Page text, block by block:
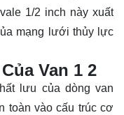
1/2 inch này xuất
mạng lưới thủy lực
Van 1 2
lưu của dòng van
toàn vào cấu trúc cơ